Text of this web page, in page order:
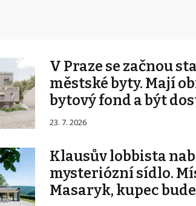
V Praze se začnou
městské byty. Mají
bytový fond a být
23. 7. 2026
Klausův lobbista
mysteriózní sídlo.
Masaryk, kupec